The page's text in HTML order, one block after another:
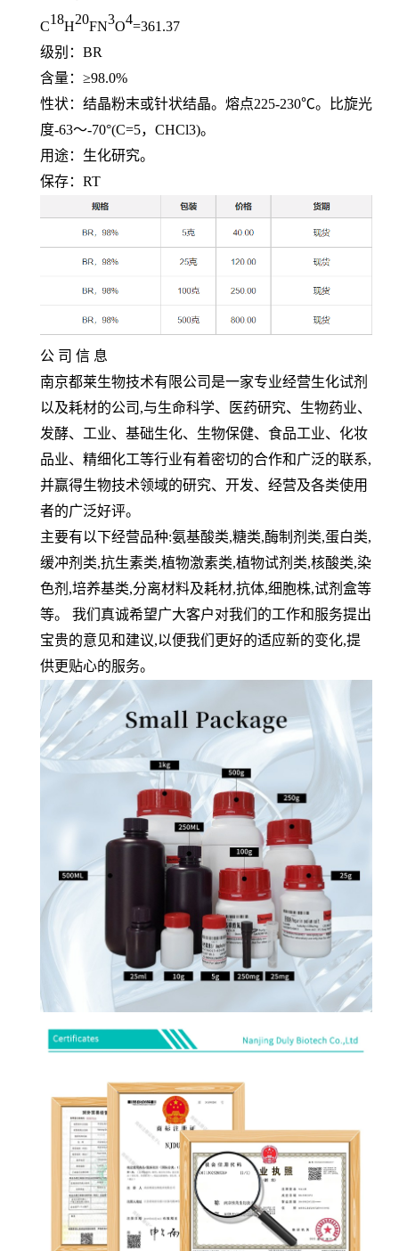
C18H20FN3O4=361.37
级别： BR
含量：≥98.0%
性状：结晶粉末或针状结晶。熔点225-230℃。比旋光
度-63～-70°(C=5， CHCl3)。
用途：生化研究。
保存： RT
公 司 信 息
南京都莱生物技术有限公司是一家专业经营生化试剂
以及耗材的公司 ,与生命科学、医药研究、生物药业、
发酵、工业、基础生化、生物保健、食品工业、化妆
品业、精细化工等行业有着密切的合作和广泛的联系,
并赢得生物技术领域的研究、开发、经营及各类使用
者的广泛好评。
主要有以下经营品种:氨基酸类,糖类,酶制剂类,蛋白类,
缓冲剂类,抗生素类,植物激素类,植物试剂类,核酸类,染
色剂 ,培养基类,分离材料及耗材,抗体,细胞株,试剂盒等
等。 我们真诚希望广大客户对我们的工作和服务提出
宝贵的意见和建议,以便我们更好的适应新的变化,提
供更贴心的服务。